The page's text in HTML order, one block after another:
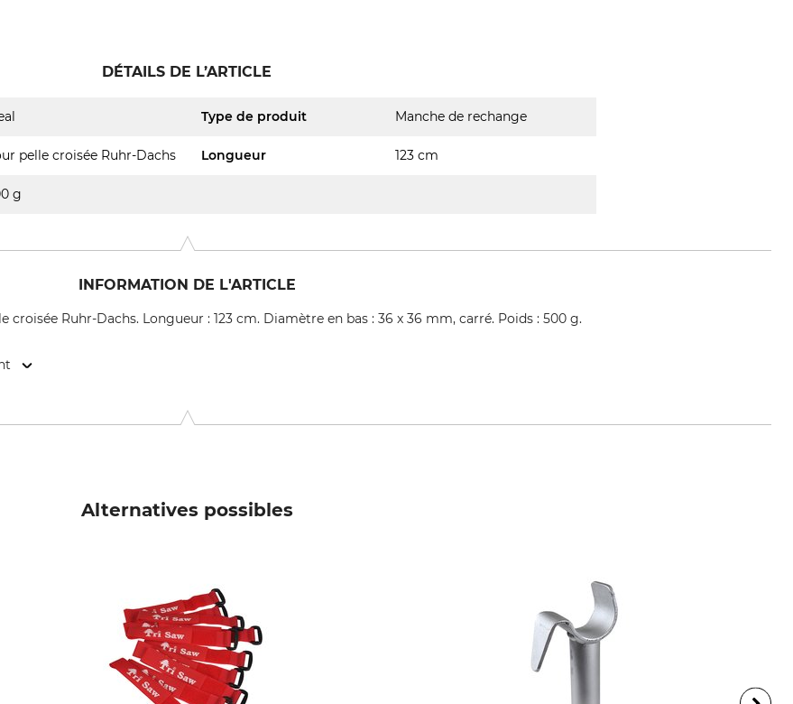
DÉTAILS DE L’ARTICLE
Type de produit Manche de rechange
pelle croisée Ruhr-Dachs Longueur 123 cm
g
INFORMATION DE L'ARTICLE
croisée Ruhr-Dachs. Longueur : 123 cm. Diamètre en bas : 36 x 36 mm, carré. Poids : 500 g.
Alternatives possibles